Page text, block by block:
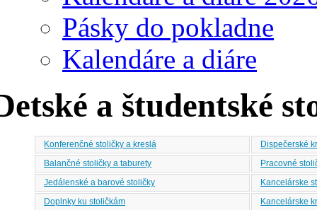
Pásky do pokladne
Kalendáre a diáre
a študentské
Konferenčné stoličky a kreslá
Dispečerské
Balančné stoličky a taburety
Pracovné
Jedálenské a barové stoličky
Kancelárske
Doplnky ku stoličkám
Kancelárske